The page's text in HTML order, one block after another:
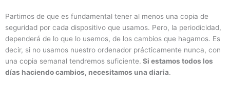
Partimos de que es fundamental tener al menos una copia de
seguridad por cada dispositivo que usamos. Pero, la periodicidad,
dependerá de lo que lo usemos, de los cambios que hagamos. Es
decir, si no usamos nuestro ordenador prácticamente nunca, con
una copia semanal tendremos suficiente. Si estamos todos los
días haciendo cambios, necesitamos una diaria.